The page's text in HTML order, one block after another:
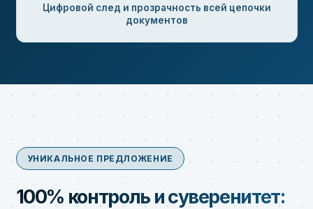
Цифровой след и прозрачность всей цепочки
документов
УНИКАЛЬНОЕ ПРЕДЛОЖЕНИЕ
100% контроль и суверенитет: